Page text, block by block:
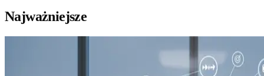
Najważniejsze